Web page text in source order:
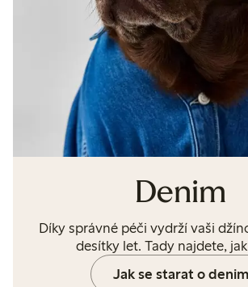
Denim
Díky správné péči vydrží vaši
desítky let. Tady najdete,
Jak se starat o denim